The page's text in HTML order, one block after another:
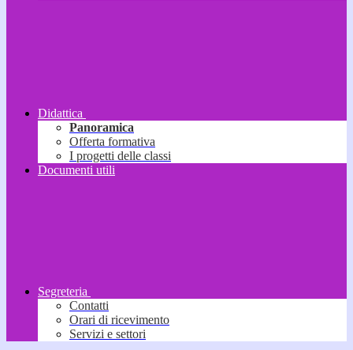
Didattica
Panoramica
Offerta formativa
I progetti delle classi
Documenti utili
Segreteria
Contatti
Orari di ricevimento
Servizi e settori